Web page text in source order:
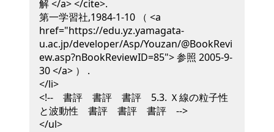
解 </a> </cite>.
第一学習社,1984-1-10 （ <a
href="https://edu.yz.yamagata-
u.ac.jp/developer/Asp/Youzan/@BookRevi
ew.asp?nBookReviewID=85"> 参照 2005-9-
30 </a> ） .
</li>
<!-- 書評 書評 書評 5.3. Ｘ線の粒子性
と波動性 書評 書評 書評 -->
</ul>